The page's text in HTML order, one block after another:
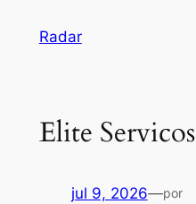
Radar
Elite Servicos
jul 9, 2026—por